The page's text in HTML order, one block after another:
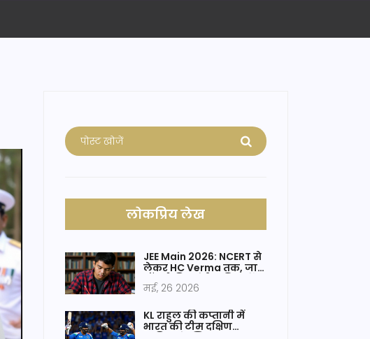
लोकप्रिय लेख
JEE Main 2026: NCERT से
लेकर HC Verma तक, जानें
टॉपर्स की पसंदीदा किताबें
मई, 26 2026
KL राहुल की कप्तानी में
भारत की टीम दक्षिण